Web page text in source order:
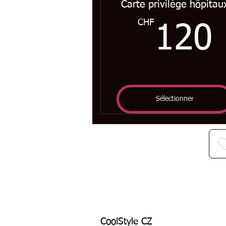
Carte privilège
CHF 120
Sélectionner
CoolStyle CZ